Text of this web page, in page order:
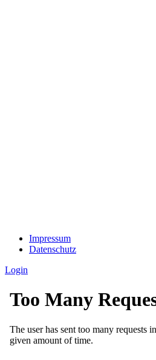
Impressum
Datenschutz
Login